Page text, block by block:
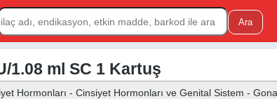
1.08 ml SC 1 Kartuş
Hormonları - Cinsiyet Hormonları ve Genital Sistem -